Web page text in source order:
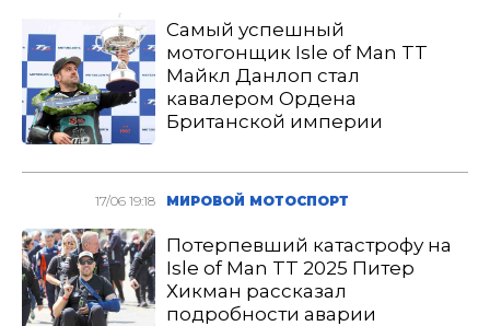
Самый успешный
мотогонщик Isle of Man TT
Майкл Данлоп стал
кавалером Ордена
Британской империи
17/06 19:18 МИРОВОЙ МОТОСПОРТ
Потерпевший катастрофу на
Isle of Man TT 2025 Питер
Хикман рассказал
подробности аварии